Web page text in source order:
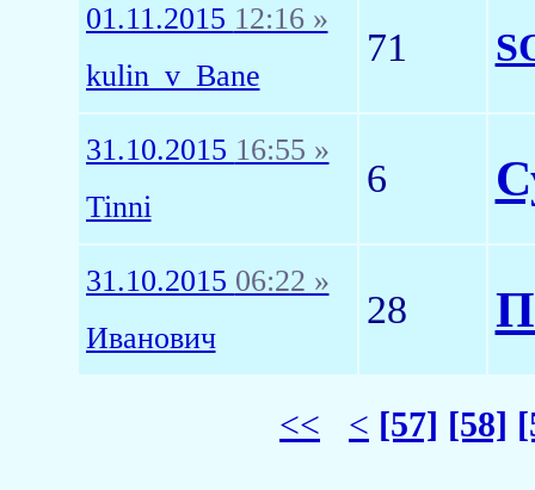
01.11.2015 12:16 »
kulin_v_Bane
71
31.10.2015 16:55 »
Tinni
6
31.10.2015 06:22 »
Иванович
28
<< < [57] [58]